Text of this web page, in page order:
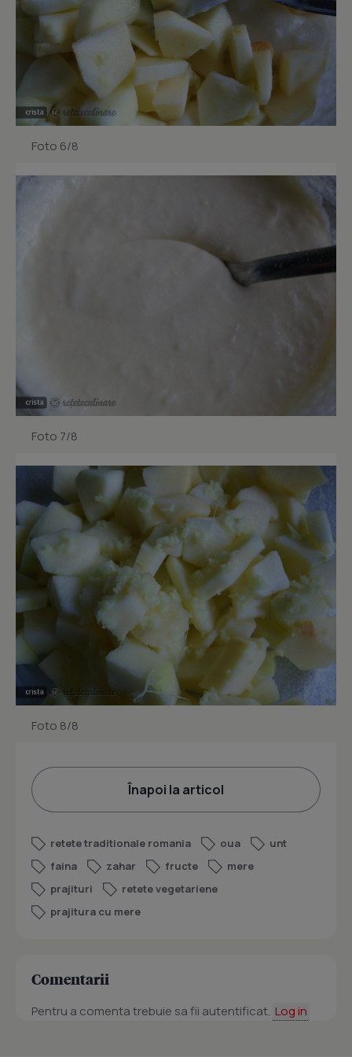
Foto 6/8
Foto 7/8
Foto 8/8
Înapoi la articol
retete traditionale romania oua
unt
faina
zahar fructe
mere
prajituri
retete vegetariene
prajitura cu mere
Comentarii
Pentru a comenta trebuie sa fii autentificat. Log in